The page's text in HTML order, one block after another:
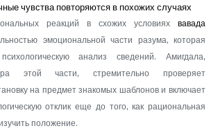
чувства повторяются в похожих случаях
реакций в схожих условияхвавада
эмоциональной части разума, которая
анализ сведений. Амигдала,
этой части, стремительно проверяет
на предмет знакомых шаблонов и включает
отклик еще до того, как рациональная
положение.